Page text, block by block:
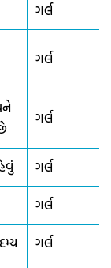
ગર્લ
ગર્લ
ગર્લ
ગર્લ
ગર્લ
ગર્લ